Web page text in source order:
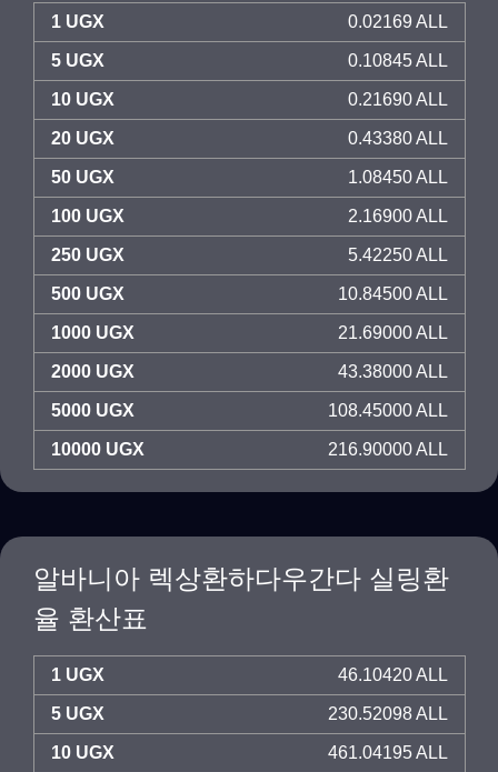
1 UGX 0.02169 ALL
5 UGX 0.10845 ALL
10 UGX 0.21690 ALL
20 UGX 0.43380 ALL
50 UGX 1.08450 ALL
100 UGX 2.16900 ALL
250 UGX 5.42250 ALL
500 UGX 10.84500 ALL
1000 UGX 21.69000 ALL
2000 UGX 43.38000 ALL
5000 UGX 108.45000 ALL
10000 UGX 216.90000 ALL
알바니아 렉상환하다우간다 실링환
율 환산표
1 UGX 46.10420 ALL
5 UGX 230.52098 ALL
10 UGX 461.04195 ALL